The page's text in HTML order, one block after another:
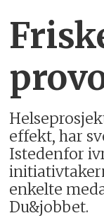
effekt, har
Istedenfor
enkelte
Du&jobbet.